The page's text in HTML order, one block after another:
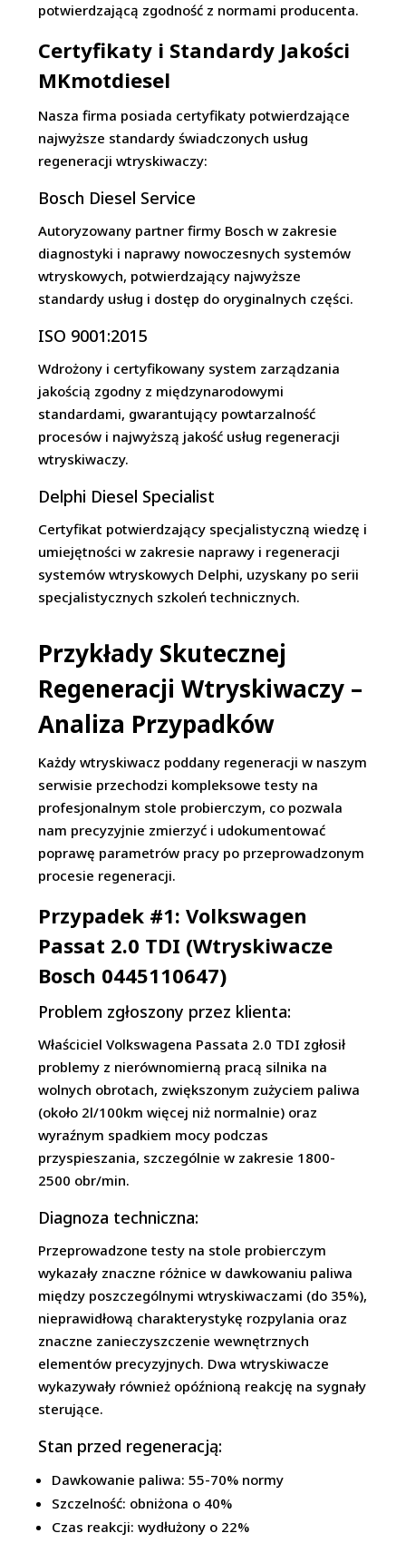
potwierdzającą zgodność z normami producenta.
Certyfikaty i Standardy Jakości
MKmotdiesel
Nasza firma posiada certyfikaty potwierdzające
najwyższe standardy świadczonych usług
regeneracji wtryskiwaczy:
Bosch Diesel Service
Autoryzowany partner firmy Bosch w zakresie
diagnostyki i naprawy nowoczesnych systemów
wtryskowych, potwierdzający najwyższe
standardy usług i dostęp do oryginalnych części.
ISO 9001:2015
Wdrożony i certyfikowany system zarządzania
jakością zgodny z międzynarodowymi
standardami, gwarantujący powtarzalność
procesów i najwyższą jakość usług regeneracji
wtryskiwaczy.
Delphi Diesel Specialist
Certyfikat potwierdzający specjalistyczną wiedzę i
umiejętności w zakresie naprawy i regeneracji
systemów wtryskowych Delphi, uzyskany po serii
specjalistycznych szkoleń technicznych.
Przykłady Skutecznej
Regeneracji Wtryskiwaczy –
Analiza Przypadków
Każdy wtryskiwacz poddany regeneracji w naszym
serwisie przechodzi kompleksowe testy na
profesjonalnym stole probierczym, co pozwala
nam precyzyjnie zmierzyć i udokumentować
poprawę parametrów pracy po przeprowadzonym
procesie regeneracji.
Przypadek #1: Volkswagen
Passat 2.0 TDI (Wtryskiwacze
Bosch 0445110647)
Problem zgłoszony przez klienta:
Właściciel Volkswagena Passata 2.0 TDI zgłosił
problemy z nierównomierną pracą silnika na
wolnych obrotach, zwiększonym zużyciem paliwa
(około 2l/100km więcej niż normalnie) oraz
wyraźnym spadkiem mocy podczas
przyspieszania, szczególnie w zakresie 1800-
2500 obr/min.
Diagnoza techniczna:
Przeprowadzone testy na stole probierczym
wykazały znaczne różnice w dawkowaniu paliwa
między poszczególnymi wtryskiwaczami (do 35%),
nieprawidłową charakterystykę rozpylania oraz
znaczne zanieczyszczenie wewnętrznych
elementów precyzyjnych. Dwa wtryskiwacze
wykazywały również opóźnioną reakcję na sygnały
sterujące.
Stan przed regeneracją:
Dawkowanie paliwa: 55-70% normy
Szczelność: obniżona o 40%
Czas reakcji: wydłużony o 22%